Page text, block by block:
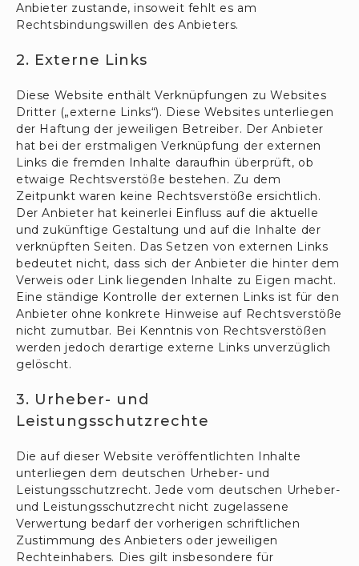
Anbieter zustande, insoweit fehlt es am
Rechtsbindungswillen des Anbieters.
2. Externe Links
Diese Website enthält Verknüpfungen zu Websites
Dritter („externe Links“). Diese Websites unterliegen
der Haftung der jeweiligen Betreiber. Der Anbieter
hat bei der erstmaligen Verknüpfung der externen
Links die fremden Inhalte daraufhin überprüft, ob
etwaige Rechtsverstöße bestehen. Zu dem
Zeitpunkt waren keine Rechtsverstöße ersichtlich.
Der Anbieter hat keinerlei Einfluss auf die aktuelle
und zukünftige Gestaltung und auf die Inhalte der
verknüpften Seiten. Das Setzen von externen Links
bedeutet nicht, dass sich der Anbieter die hinter dem
Verweis oder Link liegenden Inhalte zu Eigen macht.
Eine ständige Kontrolle der externen Links ist für den
Anbieter ohne konkrete Hinweise auf Rechtsverstöße
nicht zumutbar. Bei Kenntnis von Rechtsverstößen
werden jedoch derartige externe Links unverzüglich
gelöscht.
3. Urheber- und
Leistungsschutzrechte
Die auf dieser Website veröffentlichten Inhalte
unterliegen dem deutschen Urheber- und
Leistungsschutzrecht. Jede vom deutschen Urheber-
und Leistungsschutzrecht nicht zugelassene
Verwertung bedarf der vorherigen schriftlichen
Zustimmung des Anbieters oder jeweiligen
Rechteinhabers. Dies gilt insbesondere für